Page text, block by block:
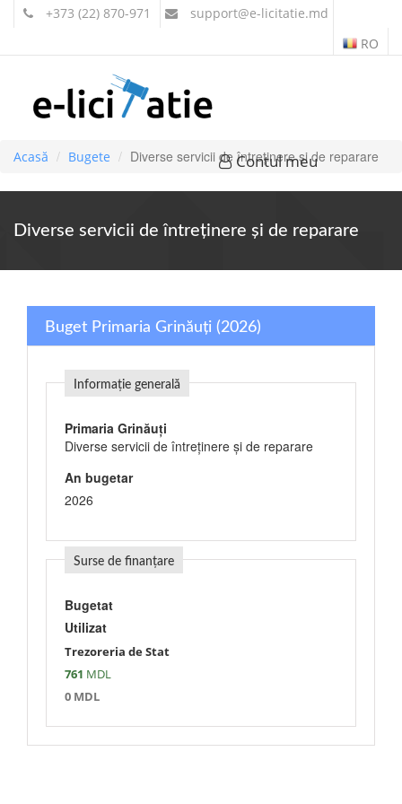
+373 (22) 870-971 support@e-licitatie.md
RO
Contul meu
Acasă Bugete Diverse servicii de întreţinere şi de reparare
Diverse servicii de întreţinere şi de reparare
Buget Primaria Grinăuți (2026)
Informație generală
Primaria Grinăuți
Diverse servicii de întreţinere şi de reparare
An bugetar
2026
Surse de finanțare
Bugetat
Utilizat
Trezoreria de Stat
761 MDL
0 MDL